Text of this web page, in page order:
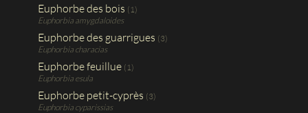
Euphorbe des bois (1)
Euphorbia amygdaloides
Euphorbe des guarrigues (3)
Euphorbia characias
Euphorbe feuillue (1)
Euphorbia esula
Euphorbe petit-cyprès (3)
Euphorbia cyparissias